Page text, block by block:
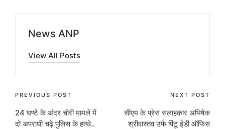
News ANP
View All Posts
Post
navigation
PREVIOUS POST
24 घण्टे के अंदर चोरी मामले में
दो अपराधी चढ़े पुलिस के हत्थे..
NEXT POST
सीएम के प्रेस सलाहकार अभिषेक
श्रीवास्तव उर्फ पिंटू ईडी ऑफिस